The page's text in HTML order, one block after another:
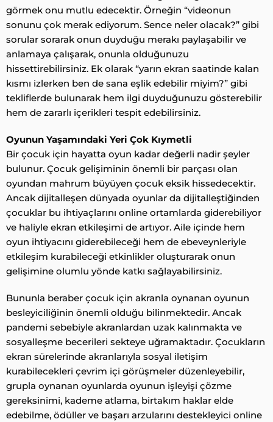
görmek onu mutlu edecektir. Örneğin “videonun
sonunu çok merak ediyorum. Sence neler olacak?” gibi
sorular sorarak onun duyduğu merakı paylaşabilir ve
anlamaya çalışarak, onunla olduğunuzu
hissettirebilirsiniz. Ek olarak “yarın ekran saatinde kalan
kısmı izlerken ben de sana eşlik edebilir miyim?” gibi
tekliflerde bulunarak hem ilgi duyduğunuzu gösterebilir
hem de zararlı içerikleri tespit edebilirsiniz.
Oyunun Yaşamındaki Yeri Çok Kıymetli
Bir çocuk için hayatta oyun kadar değerli nadir şeyler
bulunur. Çocuk gelişiminin önemli bir parçası olan
oyundan mahrum büyüyen çocuk eksik hissedecektir.
Ancak dijitalleşen dünyada oyunlar da dijitalleştiğinden
çocuklar bu ihtiyaçlarını online ortamlarda giderebiliyor
ve haliyle ekran etkileşimi de artıyor. Aile içinde hem
oyun ihtiyacını giderebileceği hem de ebeveynleriyle
etkileşim kurabileceği etkinlikler oluşturarak onun
gelişimine olumlu yönde katkı sağlayabilirsiniz.
Bununla beraber çocuk için akranla oynanan oyunun
besleyiciliğinin önemli olduğu bilinmektedir. Ancak
pandemi sebebiyle akranlardan uzak kalınmakta ve
sosyalleşme becerileri sekteye uğramaktadır. Çocukların
ekran sürelerinde akranlarıyla sosyal iletişim
kurabilecekleri çevrim içi görüşmeler düzenleyebilir,
grupla oynanan oyunlarda oyunun işleyişi çözme
gereksinimi, kademe atlama, birtakım haklar elde
edebilme, ödüller ve başarı arzularını destekleyici online